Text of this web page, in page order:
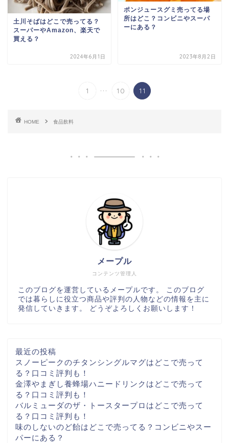
土川そばはどこで売ってる？
スーパーやAmazon、楽天で
買える？
2024年6月1日
ポンジュースグミ売ってる場
所はどこ？コンビニやスーパ
ーにある？
2023年8月2日
1 ... 10 11
HOME 食品飲料
コンテンツ管理人
メープル
このブログを運営しているメープルです。 このブログ
では暮らしに役立つ商品や評判の人物などの情報を主に
発信していきます。 どうぞよろしくお願いします！
最近の投稿
スノーピークのチタンシングルマグはどこで売って
る？口コミ評判も！
金澤やまぎし養蜂場ハニードリンクはどこで売って
る？口コミ評判も！
バルミューダのザ・トースタープロはどこで売って
る？口コミ評判も！
味のしないのど飴はどこで売ってる？コンビニやスー
パーにある？